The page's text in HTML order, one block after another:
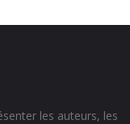
les auteurs, les